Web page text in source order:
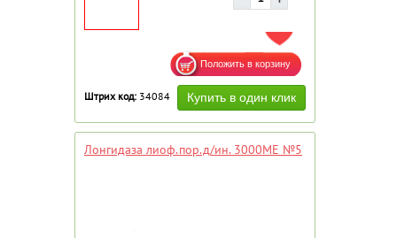
ДОБАВИТЬ В ИЗБРАННОЕ
Штрих код: 34084
Лонгидаза лиоф.пор.д/ин. 3000МЕ №5